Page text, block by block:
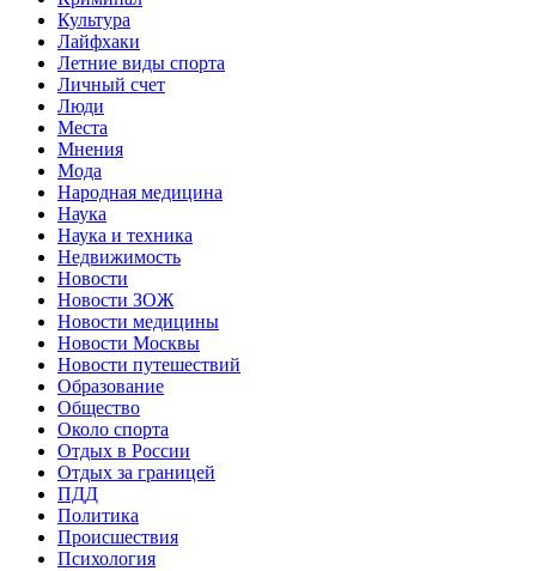
Культура
Лайфхаки
Летние виды спорта
Личный счет
Люди
Места
Мнения
Мода
Народная медицина
Наука
Наука и техника
Недвижимость
Новости
Новости ЗОЖ
Новости медицины
Новости Москвы
Новости путешествий
Образование
Общество
Около спорта
Отдых в России
Отдых за границей
ПДД
Политика
Происшествия
Психология